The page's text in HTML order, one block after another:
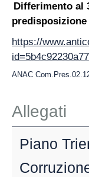
Differimento al
https://
ANAC
Allegati
Piano